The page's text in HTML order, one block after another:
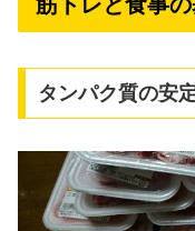
タンパク質の安